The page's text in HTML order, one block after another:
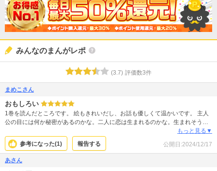
みんなのまんがレポ
(3.7) 評価数3件
まめこさん
おもしろい
1巻を読んだところです。 絵もきれいだし、お話も優しくて温かいです。 主人
公の目には何か秘密があるのかな。二人に恋は生まれるのかな。生まれそうだ
な。 続きが楽しみなので、多分出ている巻は一気に読むと思います。もっと見る▼
参考になった(1) 報告する 公開日:2024/12/17
あさん